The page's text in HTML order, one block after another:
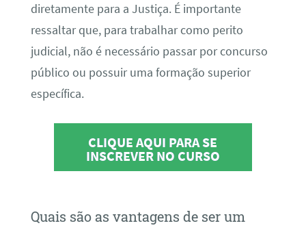
diretamente para a Justiça. É importante
ressaltar que, para trabalhar como perito
judicial, não é necessário passar por concurso
público ou possuir uma formação superior
específica.
CLIQUE AQUI PARA SE
INSCREVER NO CURSO
Quais são as vantagens de ser um